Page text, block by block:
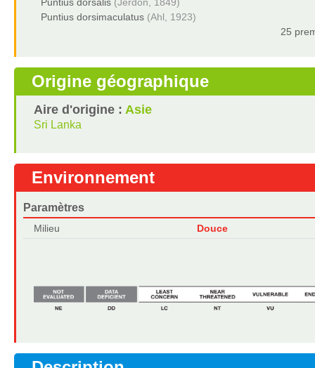
Puntius dorsimaculatus (Ahl, 1923)
25
Origine géographique
Aire d'origine : Asie
Sri Lanka
Environnement
Paramètres
Milieu Douce